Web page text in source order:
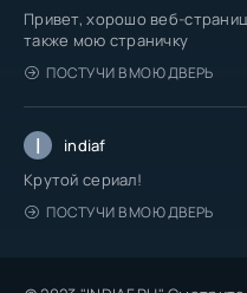
Привет, хорошо веб-
также мою страничку
ПОСТУЧИ В МОЮ ДВЕРЬ
I indiaf
Крутой сериал!
ПОСТУЧИ В МОЮ ДВЕРЬ